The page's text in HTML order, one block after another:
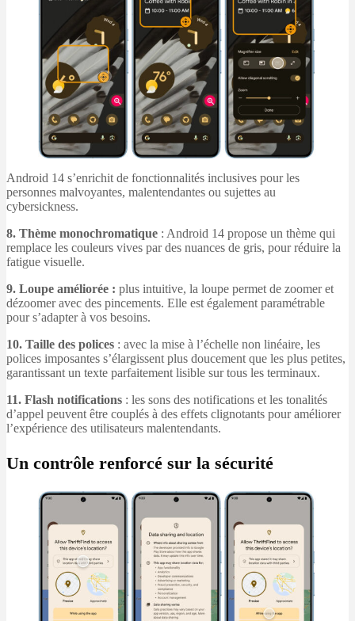
Android 14 s’enrichit de fonctionnalités inclusives pour les
personnes malvoyantes, malentendantes ou sujettes au
cybersickness.
8. Thème monochromatique : Android 14 propose un thème qui
remplace les couleurs vives par des nuances de gris, pour réduire la
fatigue visuelle.
9. Loupe améliorée : plus intuitive, la loupe permet de zoomer et
dézoomer avec des pincements. Elle est également paramétrable
pour s’adapter à vos besoins.
10. Taille des polices : avec la mise à l’échelle non linéaire, les
polices imposantes s’élargissent plus doucement que les plus petites,
garantissant un texte parfaitement lisible sur tous les terminaux.
11. Flash notifications : les sons des notifications et les tonalités
d’appel peuvent être couplés à des effets clignotants pour améliorer
l’expérience des utilisateurs malentendants.
Un contrôle renforcé sur la sécurité